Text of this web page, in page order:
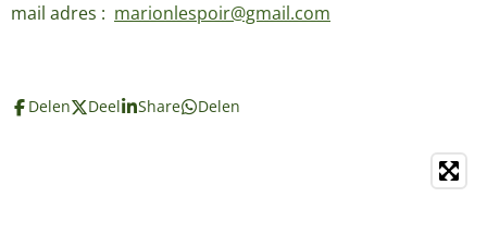
mail adres : marionlespoir@gmail.com
Delen Deel Share Delen